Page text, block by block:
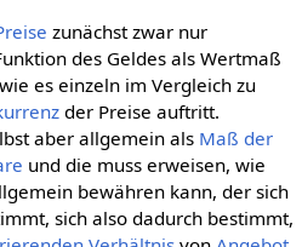
zunächst zwar nur
des Geldes als Wertmaß
es einzeln im Vergleich zu
der Preise auftritt.
aber allgemein als Maß der
und die muss erweisen, wie
bewähren kann, der sich
sich also dadurch bestimmt,